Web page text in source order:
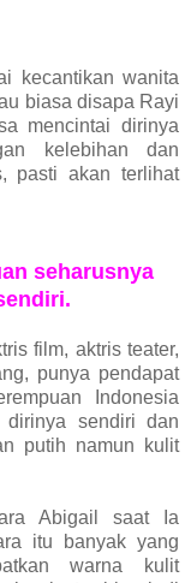
kecantikan wanita
biasa disapa Rayi
mencintai dirinya
kelebihan dan
pasti akan terlihat
seharusnya
film, aktris teater,
punya pendapat
Indonesia
dirinya sendiri dan
putih namun kulit
Abigail saat Ia
itu banyak yang
warna kulit